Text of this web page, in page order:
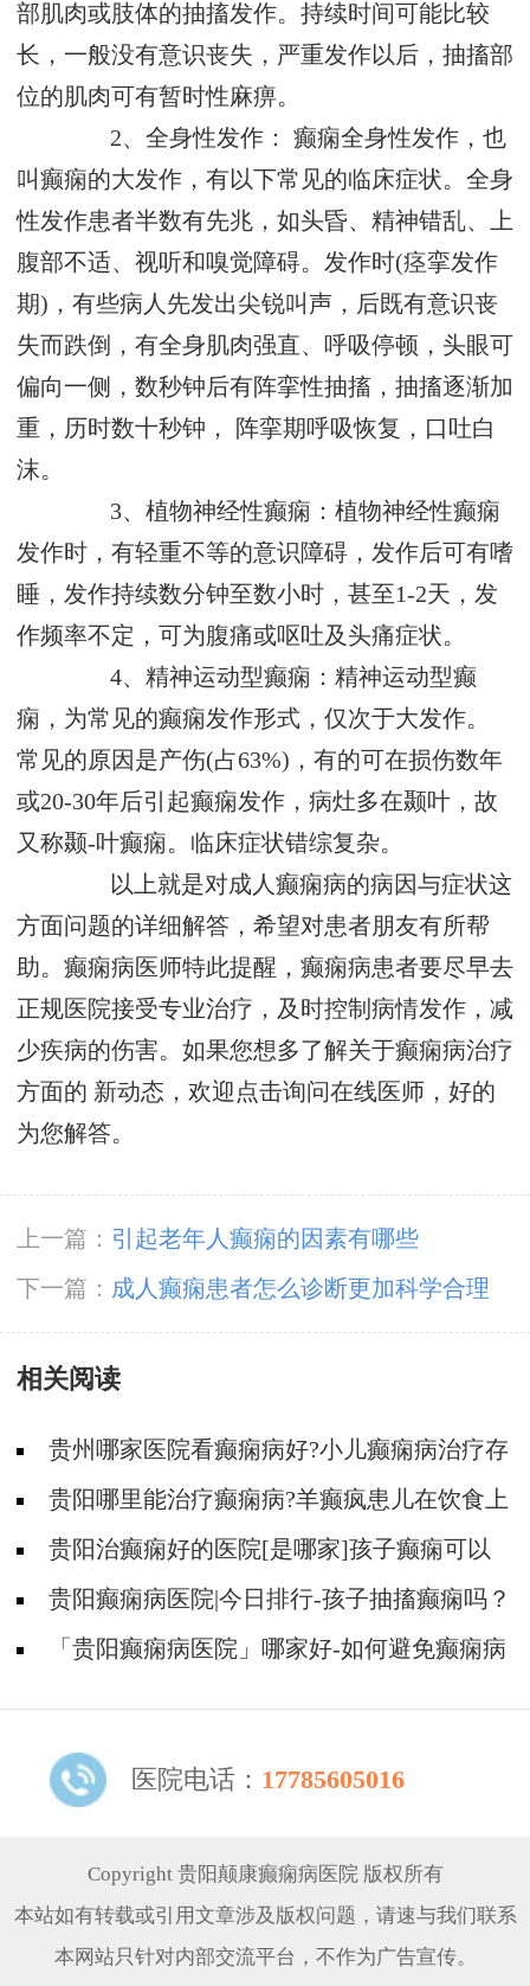
部肌肉或肢体的抽搐发作。持续时间可能比较
长，一般没有意识丧失，严重发作以后，抽搐部
位的肌肉可有暂时性麻痹。
2、全身性发作： 癫痫全身性发作，也
叫癫痫的大发作，有以下常见的临床症状。全身
性发作患者半数有先兆，如头昏、精神错乱、上
腹部不适、视听和嗅觉障碍。发作时(痉挛发作
期)，有些病人先发出尖锐叫声，后既有意识丧
失而跌倒，有全身肌肉强直、呼吸停顿，头眼可
偏向一侧，数秒钟后有阵挛性抽搐，抽搐逐渐加
重，历时数十秒钟， 阵挛期呼吸恢复，口吐白
沫。
3、植物神经性癫痫：植物神经性癫痫
发作时，有轻重不等的意识障碍，发作后可有嗜
睡，发作持续数分钟至数小时，甚至1-2天，发
作频率不定，可为腹痛或呕吐及头痛症状。
4、精神运动型癫痫：精神运动型癫
痫，为常见的癫痫发作形式，仅次于大发作。
常见的原因是产伤(占63%)，有的可在损伤数年
或20-30年后引起癫痫发作，病灶多在颞叶，故
又称颞-叶癫痫。临床症状错综复杂。
以上就是对成人癫痫病的病因与症状这
方面问题的详细解答，希望对患者朋友有所帮
助。癫痫病医师特此提醒，癫痫病患者要尽早去
正规医院接受专业治疗，及时控制病情发作，减
少疾病的伤害。如果您想多了解关于癫痫病治疗
方面的 新动态，欢迎点击询问在线医师，好的
为您解答。
上一篇： 引起老年人癫痫的因素有哪些
下一篇： 成人癫痫患者怎么诊断更加科学合理
相关阅读
贵州哪家医院看癫痫病好?小儿癫痫病治疗存
在哪些误区?
贵阳哪里能治疗癫痫病?羊癫疯患儿在饮食上
有什么需要注意的吗?
贵阳治癫痫好的医院[是哪家]孩子癫痫可以
治疗吗？
贵阳癫痫病医院|今日排行-孩子抽搐癫痫吗？
「贵阳癫痫病医院」哪家好-如何避免癫痫病
医院电话： 17785605016
Copyright 贵阳颠康癫痫病医院 版权所有
本站如有转载或引用文章涉及版权问题，请速与我们联系
本网站只针对内部交流平台，不作为广告宣传。